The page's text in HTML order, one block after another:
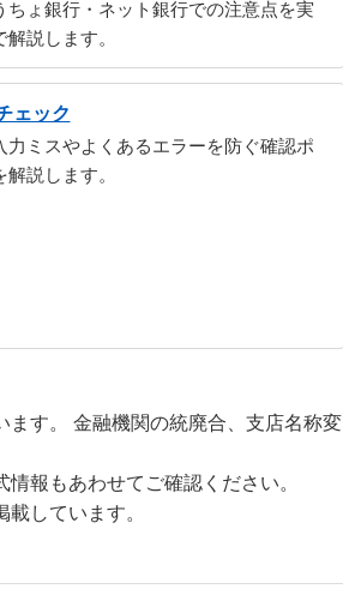
ちょ銀行・ネット銀行での注意点を実
説します。
ェック
力ミスやよくあるエラーを防ぐ確認ポ
解説します。
す。 金融機関の統廃合、支店名称変
報もあわせてご確認ください。
しています。